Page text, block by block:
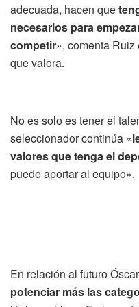
adecuada, hacen que
necesarios para
competir», comenta
que valora.
No es solo es tener el
seleccionador continúa «
valores que tenga el
puede aportar al equipo».
En relación al futuro
potenciar más las